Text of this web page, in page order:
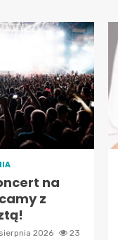
na
z
2026 23